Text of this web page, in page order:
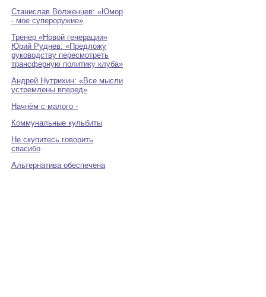
Станислав Волженцев: «Юмор
- мое супероружие»
Тренер «Новой генерации»
Юрий Руднев: «Предложу
руководству пересмотреть
трансферную политику клуба»
Андрей Нутрихин: «Все мысли
устремлены вперед»
Начнём с малого -
Коммунальные кульбиты
Не скупитесь говорить
спасибо
Альтернатива обеспечена